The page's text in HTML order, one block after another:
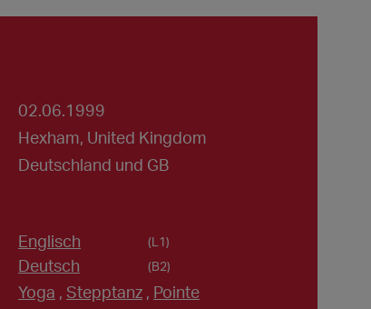
02.06.1999
Hexham, United Kingdom
Deutschland und GB
Englisch (L1)
Deutsch (B2)
Yoga , Stepptanz , Pointe